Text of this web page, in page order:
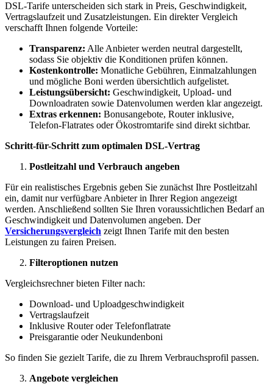
DSL-Tarife unterscheiden sich stark in Preis, Geschwindigkeit,
Vertragslaufzeit und Zusatzleistungen. Ein direkter Vergleich
verschafft Ihnen folgende Vorteile:
Transparenz: Alle Anbieter werden neutral dargestellt,
sodass Sie objektiv die Konditionen prüfen können.
Kostenkontrolle: Monatliche Gebühren, Einmalzahlungen
und mögliche Boni werden übersichtlich aufgelistet.
Leistungsübersicht: Geschwindigkeit, Upload- und
Downloadraten sowie Datenvolumen werden klar angezeigt.
Extras erkennen: Bonusangebote, Router inklusive,
Telefon-Flatrates oder Ökostromtarife sind direkt sichtbar.
Schritt-für-Schritt zum optimalen DSL-Vertrag
Postleitzahl und Verbrauch angeben
Für ein realistisches Ergebnis geben Sie zunächst Ihre Postleitzahl
ein, damit nur verfügbare Anbieter in Ihrer Region angezeigt
werden. Anschließend sollten Sie Ihren voraussichtlichen Bedarf an
Geschwindigkeit und Datenvolumen angeben. Der
Versicherungsvergleich zeigt Ihnen Tarife mit den besten
Leistungen zu fairen Preisen.
Filteroptionen nutzen
Vergleichsrechner bieten Filter nach:
Download- und Uploadgeschwindigkeit
Vertragslaufzeit
Inklusive Router oder Telefonflatrate
Preisgarantie oder Neukundenboni
So finden Sie gezielt Tarife, die zu Ihrem Verbrauchsprofil passen.
Angebote vergleichen